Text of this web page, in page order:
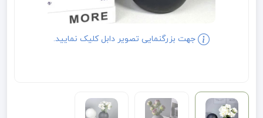
جهت بزرگنمایی تصویر دابل کلیک نمایید.